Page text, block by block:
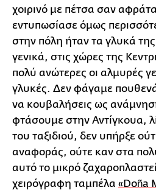
χοιρινό με πέτσα σαν
εντυπωσίασε όμως
στην πόλη ήταν τα γλυκά
γενικά, στις χώρες της
πολύ ανώτερες οι αλμυρές
γλυκές. Δεν φάγαμε
να κουβαλήσεις ως
φτάσουμε στην Αντίγκουα,
του ταξιδιού, δεν υπήρξε
αναφοράς, ούτε καν στα
αυτό το μικρό
χειρόγραφη ταμπέλα «Doña